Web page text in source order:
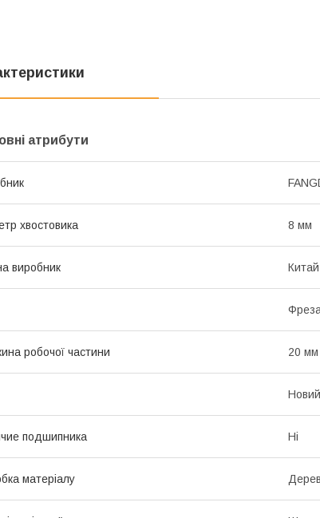
атрибути
хвостовика 8 мм
виробник Китай
робочої частини 20 мм
Новий
подшипника Ні
матеріалу